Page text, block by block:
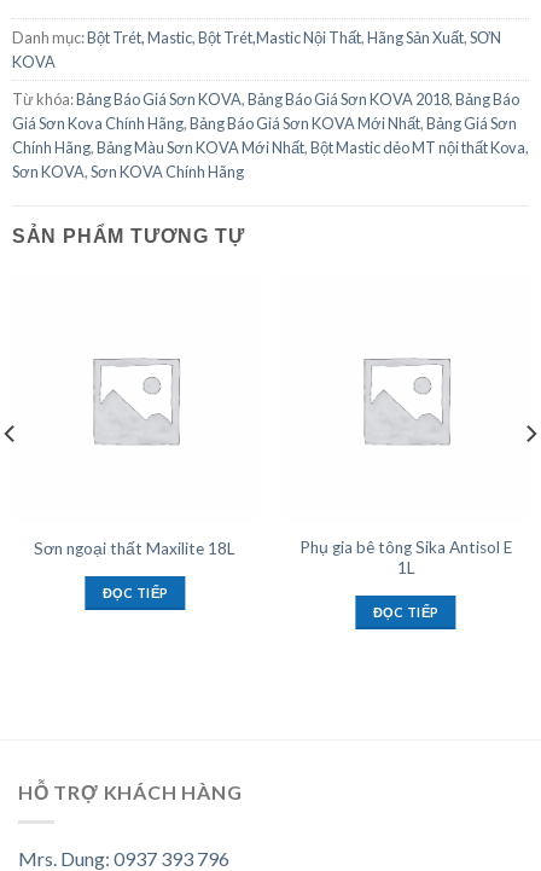
Danh mục:Bột Trét, Mastic,Bột Trét,Mastic Nội Thất,Hãng Sản Xuất,SƠN
KOVA
Từ khóa:Bảng Báo Giá Sơn KOVA,Bảng Báo Giá Sơn KOVA 2018,Bảng Báo
Giá Sơn Kova Chính Hãng,Bảng Báo Giá Sơn KOVA Mới Nhất,Bảng Giá Sơn
Chính Hãng,Bảng Màu Sơn KOVA Mới Nhất,Bột Mastic dẻo MT nội thất Kova,
Sơn KOVA,Sơn KOVA Chính Hãng
SẢN PHẨM TƯƠNG TỰ
Sơn ngoại thất Maxilite 18L
ĐỌC TIẾP
Phụ gia bê tông Sika Antisol E
1L
ĐỌC TIẾP
HỖ TRỢ KHÁCH HÀNG
Mrs. Dung: 0937 393 796